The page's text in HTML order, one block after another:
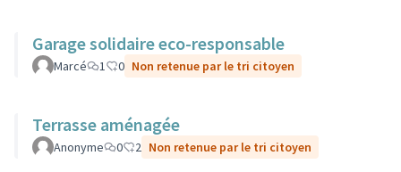
Garage solidaire eco-responsable
Marcé 1 0 Non retenue par le tri citoyen
Terrasse aménagée
Anonyme 0 2 Non retenue par le tri citoyen